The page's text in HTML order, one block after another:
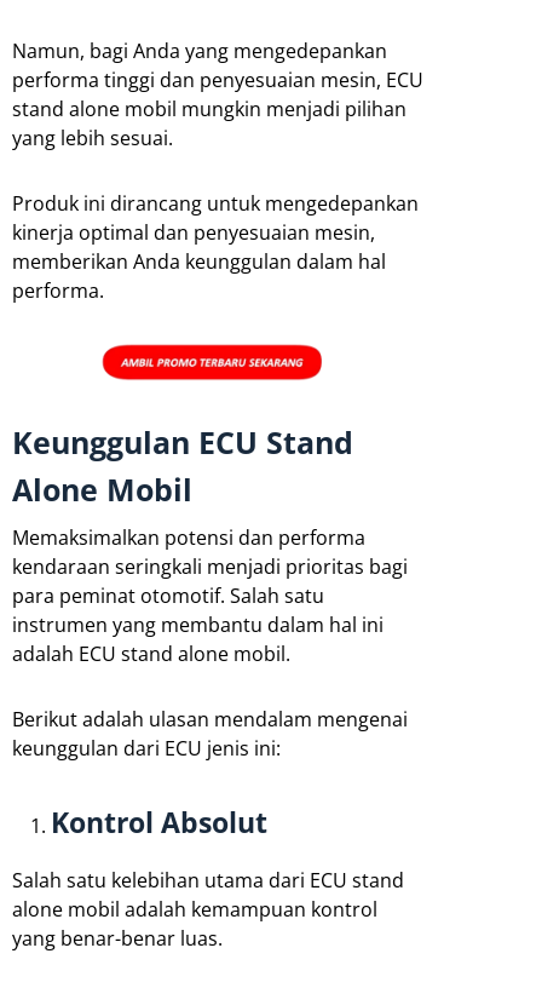
Namun, bagi Anda yang mengedepankan
performa tinggi dan penyesuaian mesin, ECU
stand alone mobil mungkin menjadi pilihan
yang lebih sesuai.
Produk ini dirancang untuk mengedepankan
kinerja optimal dan penyesuaian mesin,
memberikan Anda keunggulan dalam hal
performa.
Keunggulan ECU Stand
Alone Mobil
Memaksimalkan potensi dan performa
kendaraan seringkali menjadi prioritas bagi
para peminat otomotif. Salah satu
instrumen yang membantu dalam hal ini
adalah ECU stand alone mobil.
Berikut adalah ulasan mendalam mengenai
keunggulan dari ECU jenis ini:
Kontrol Absolut
Salah satu kelebihan utama dari ECU stand
alone mobil adalah kemampuan kontrol
yang benar-benar luas.